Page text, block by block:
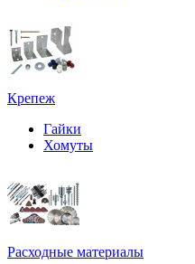
Крепеж
Гайки
Хомуты
Расходные материалы